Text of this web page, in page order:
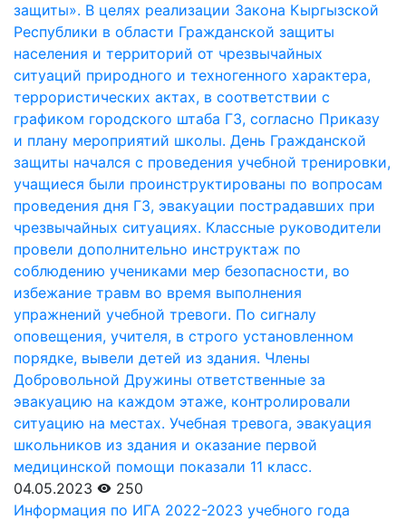
защиты». В целях реализации Закона Кыргызской
Республики в области Гражданской защиты
населения и территорий от чрезвычайных
ситуаций природного и техногенного характера,
террористических актах, в соответствии с
графиком городского штаба ГЗ, согласно Приказу
и плану мероприятий школы. День Гражданской
защиты начался с проведения учебной тренировки,
учащиеся были проинструктированы по вопросам
проведения дня ГЗ, эвакуации пострадавших при
чрезвычайных ситуациях. Классные руководители
провели дополнительно инструктаж по
соблюдению учениками мер безопасности, во
избежание травм во время выполнения
упражнений учебной тревоги. По сигналу
оповещения, учителя, в строго установленном
порядке, вывели детей из здания. Члены
Добровольной Дружины ответственные за
эвакуацию на каждом этаже, контролировали
ситуацию на местах. Учебная тревога, эвакуация
школьников из здания и оказание первой
медицинской помощи показали 11 класс.
04.05.2023
250
Информация по ИГА 2022-2023 учебного года